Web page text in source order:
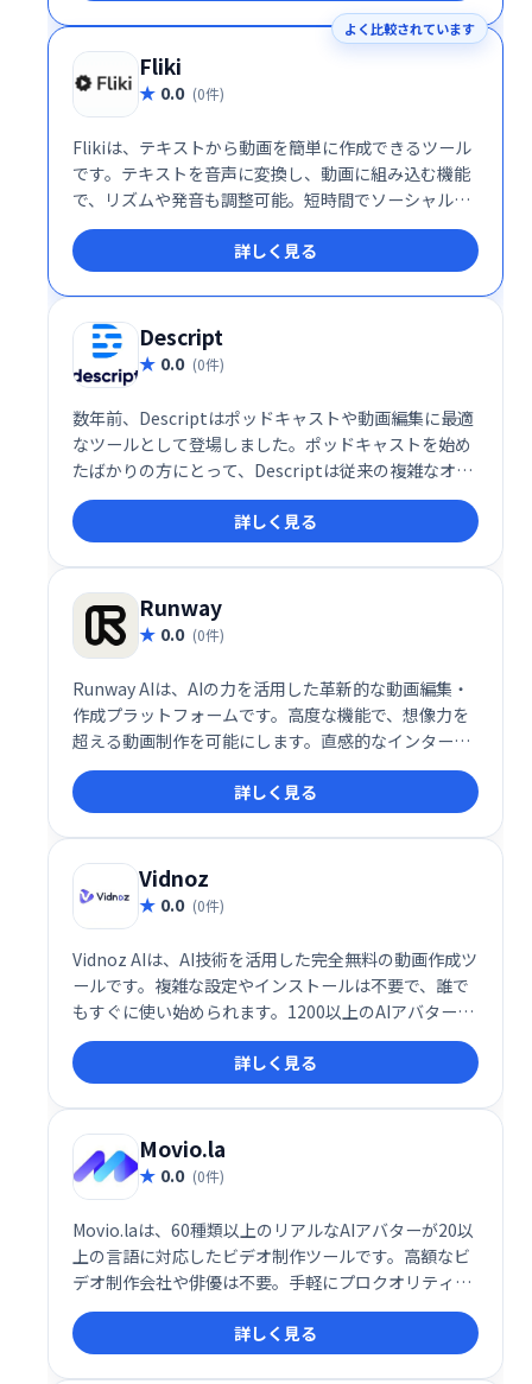
よく比較されています
Fliki
0.0 (0件)
Flikiは、テキストから動画を簡単に作成できるツール
です。テキストを音声に変換し、動画に組み込む機能
で、リズムや発音も調整可能。短時間でソーシャルメ
ディア投稿向けの動画制作が可能です。有料プランで
は、テキスト入力だけで動画を自動生成する機能も利
用できます。手軽に高品質な動画を作成したい方にお
すすめです。
詳しく見る
Descript
0.0 (0件)
数年前、Descriptはポッドキャストや動画編集に最適
なツールとして登場しました。ポッドキャストを始め
たばかりの方にとって、Descriptは従来の複雑なオー
ディオ編集ツールとはまったく異なる、新しいタイプ
のオーディオエディタです。今年初め、私はポッドキ
ャストチャンネルを開設し、編集にはすべてDescript
を使いました。
詳しく見る
Runway
0.0 (0件)
Runway AIは、AIの力を活用した革新的な動画編集・
作成プラットフォームです。高度な機能で、想像力を
超える動画制作を可能にします。直感的なインターフ
ェースで、プロフェッショナルから初心者まで、創造
性を自由に表現できます。動画編集や制作の効率化、
新たな表現方法の開拓に最適です。
詳しく見る
Vidnoz
0.0 (0件)
Vidnoz AIは、AI技術を活用した完全無料の動画作成ツ
ールです。複雑な設定やインストールは不要で、誰で
もすぐに使い始められます。1200以上のAIアバター、
1240以上のリアルなAI音声、2800以上のテンプレー
トを活用して、わずか1分でプロ品質の動画を作成可
能です。
詳しく見る
Movio.la
0.0 (0件)
Movio.laは、60種類以上のリアルなAIアバターが20以
上の言語に対応したビデオ制作ツールです。高額なビ
デオ制作会社や俳優は不要。手軽にプロクオリティの
動画を作成できます。時間とコストを大幅に削減し、
独自のビデオスタジオを手に入れましょう。
詳しく見る